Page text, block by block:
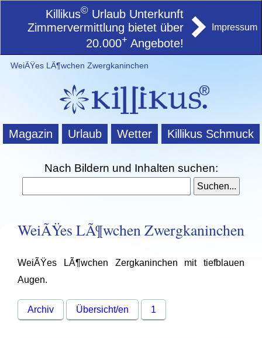
Killikus© Urlaub Unterkunft
Zimmervermittlung bietet über
20.000+ Angebote!
Impressum
WeiÃŸes LÃ¶wchen Zwergkaninchen
Magazin Urlaub Wetter Killikus Schmuck
Nach Bildern und Inhalten suchen:
WeiÃŸes LÃ¶wchen Zwergkaninchen
WeiÃŸes LÃ¶wchen Zergkaninchen mit tiefblauen
Augen.
Archiv Übersicht/en 1